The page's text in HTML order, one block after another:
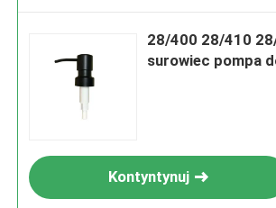
28/400 28/410
surowiec pompa
Kontyntynuj